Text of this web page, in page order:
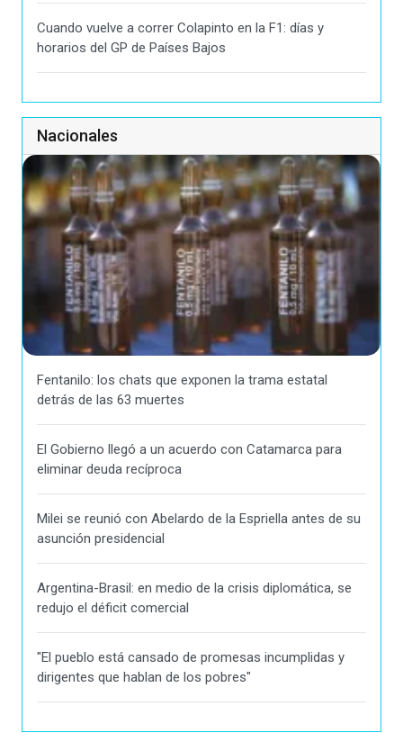
Cuando vuelve a correr Colapinto en la F1: días y
horarios del GP de Países Bajos
Nacionales
Fentanilo: los chats que exponen la trama estatal
detrás de las 63 muertes
El Gobierno llegó a un acuerdo con Catamarca para
eliminar deuda recíproca
Milei se reunió con Abelardo de la Espriella antes de su
asunción presidencial
Argentina-Brasil: en medio de la crisis diplomática, se
redujo el déficit comercial
"El pueblo está cansado de promesas incumplidas y
dirigentes que hablan de los pobres"